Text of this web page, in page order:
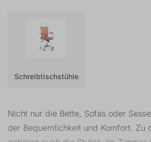
Schreibtischstühle
Nicht nur die Bette, Sofas oder
der Bequemlichkeit und Komfort. Zu